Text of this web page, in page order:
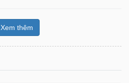
Xem thêm